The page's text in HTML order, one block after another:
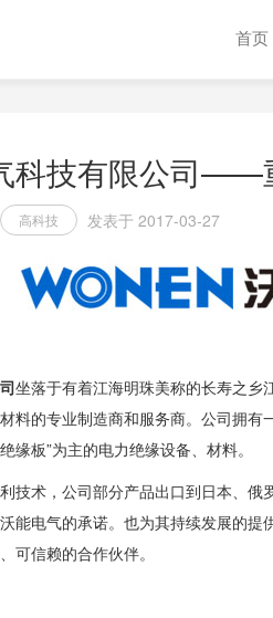
首页
科技有限公司——
高科技 发表于 2017-03-27
坐落于有着江海明珠美称的长寿之乡
料的专业制造商和服务商。公司拥有
缘板”为主的电力绝缘设备、材料。
技术，公司部分产品出口到日本、俄
能电气的承诺。也为其持续发展的
可信赖的合作伙伴。